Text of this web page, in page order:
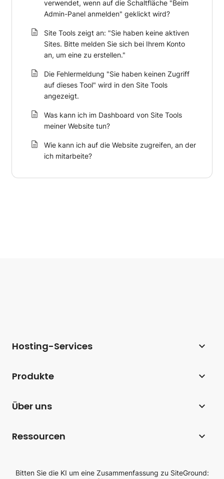
verwendet, wenn auf die Schaltfläche "Beim
Admin-Panel anmelden" geklickt wird?
Site Tools zeigt an: "Sie haben keine aktiven
Sites. Bitte melden Sie sich bei Ihrem Konto
an, um eine zu erstellen."
Die Fehlermeldung "Sie haben keinen Zugriff
auf dieses Tool" wird in den Site Tools
angezeigt.
Was kann ich im Dashboard von Site Tools
meiner Website tun?
Wie kann ich auf die Website zugreifen, an der
ich mitarbeite?
Hosting-Services
Hosting für WooCommerce
Cloud Hosting
Produkte
Coderick AI
Über uns
SiteGround-Bewertungen
Ressourcen
Wissensdatenbank
Bitten Sie die KI um eine Zusammenfassung zu SiteGround: